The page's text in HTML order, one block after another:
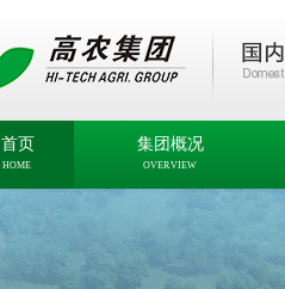
首页
HOME
集团概况
OVERVIEW